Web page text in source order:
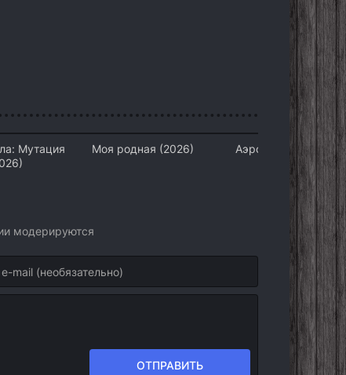
Мутация
Моя родная (2026) Аэропорт (2026)
модерируются
ОТПРАВИТЬ